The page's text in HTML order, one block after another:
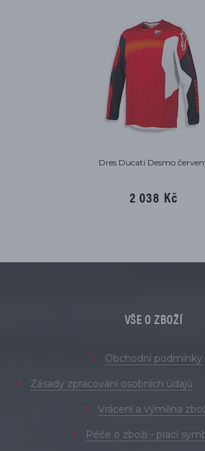
Dres Ducati Desmo
2 038 Kč
VŠE O ZBOŽÍ
Obchodní podmínky
Zásady zpracování osobních údajů
Vrácení a výměna
Péče o zboží - prací